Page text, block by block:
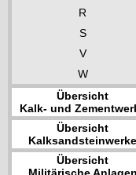
R
S
V
W
Übersicht
Kalk- und
Übersicht
Kalksandsteinwerke
Übersicht